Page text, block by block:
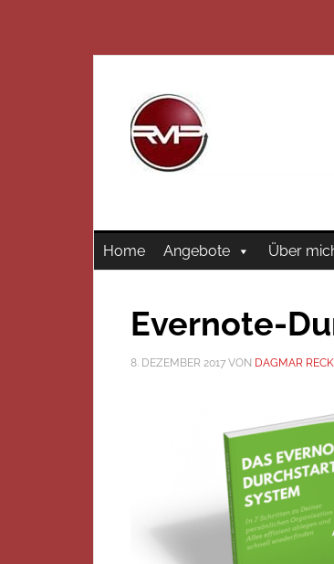
Home Angebote Über
Evernote-
8. DEZEMBER 2017 VON DAGMAR